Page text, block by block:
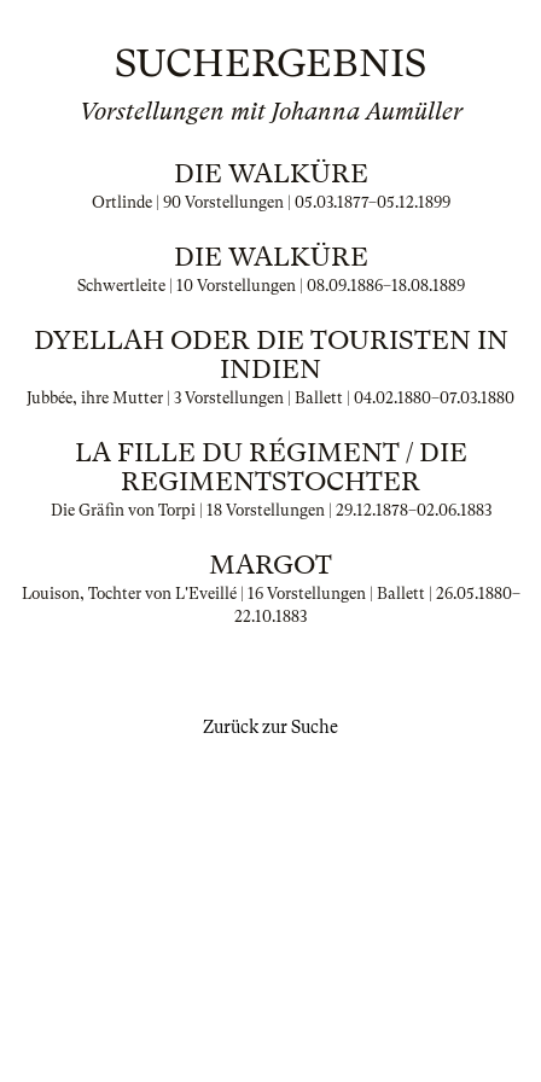
SUCHERGEBNIS
Vorstellungen mit Johanna Aumüller
DIE WALKÜRE
Ortlinde | 90 Vorstellungen | 05.03.1877–05.12.1899
DIE WALKÜRE
Schwertleite | 10 Vorstellungen | 08.09.1886–18.08.1889
DYELLAH ODER DIE TOURISTEN IN
INDIEN
Jubbée, ihre Mutter | 3 Vorstellungen | Ballett | 04.02.1880–07.03.1880
LA FILLE DU RÉGIMENT / DIE
REGIMENTSTOCHTER
Die Gräfin von Torpi | 18 Vorstellungen | 29.12.1878–02.06.1883
MARGOT
Louison, Tochter von L'Eveillé | 16 Vorstellungen | Ballett | 26.05.1880–
22.10.1883
Zurück zur Suche